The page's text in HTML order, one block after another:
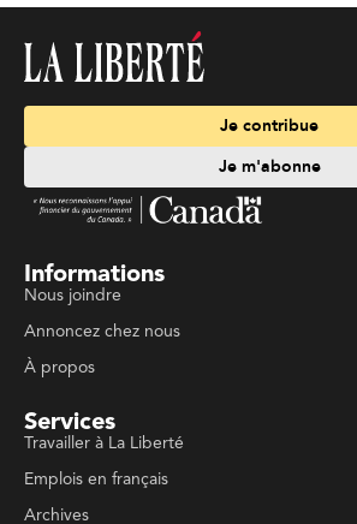
Je contribue
Je m'abonne
Informations
Nous joindre
Annoncez chez nous
À propos
Services
Travailler à La Liberté
Emplois en français
Archives